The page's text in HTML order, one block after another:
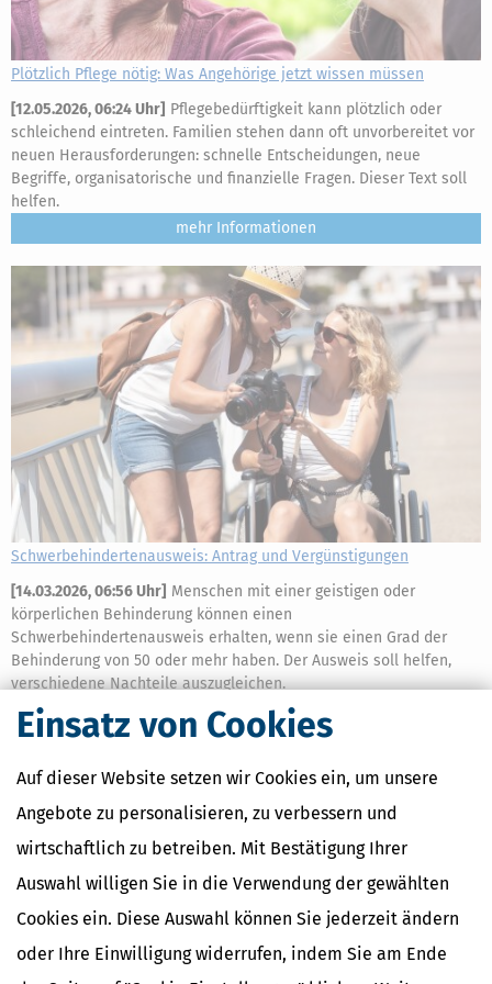
Einsatz von Cookies
Auf dieser Website setzen wir Cookies ein, um unsere
Angebote zu personalisieren, zu verbessern und
wirtschaftlich zu betreiben. Mit Bestätigung Ihrer
Auswahl willigen Sie in die Verwendung der gewählten
Cookies ein. Diese Auswahl können Sie jederzeit ändern
oder Ihre Einwilligung widerrufen, indem Sie am Ende
Plötzlich Pflege nötig: Was Angehörige jetzt wissen müssen
[12.05.2026, 06:24 Uhr] Pflegebedürftigkeit kann plötzlich oder
schleichend eintreten. Familien stehen dann oft unvorbereitet vor
neuen Herausforderungen: schnelle Entscheidungen, neue
Begriffe, organisatorische und finanzielle Fragen. Dieser Text soll
helfen.
mehr
Schwerbehindertenausweis: Antrag und Vergünstigungen
[14.03.2026, 06:56 Uhr] Menschen mit einer geistigen oder
körperlichen Behinderung können einen
Schwerbehindertenausweis erhalten, wenn sie einen Grad der
Behinderung von 50 oder mehr haben. Der Ausweis soll helfen,
verschiedene Nachteile auszugleichen.
mehr